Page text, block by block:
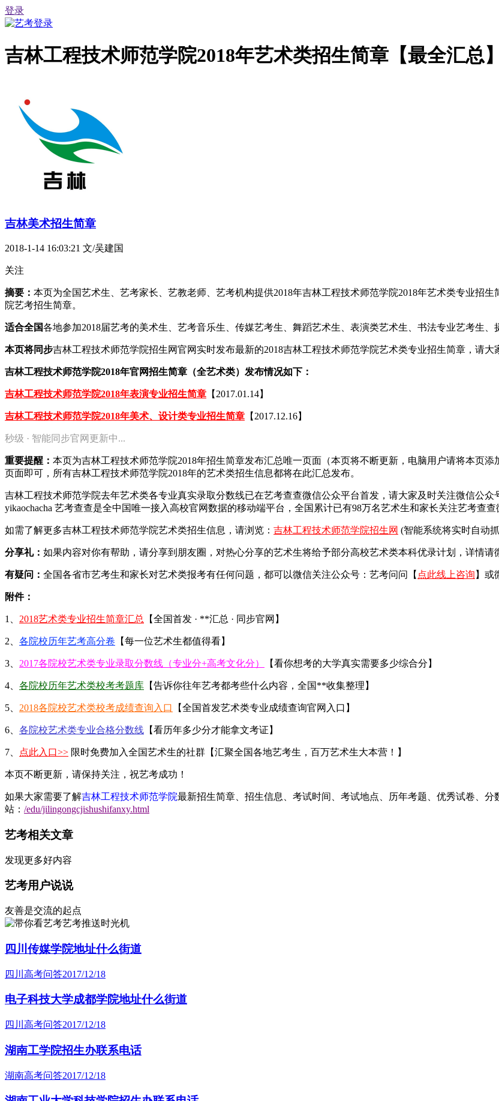
登录
吉林工程技术师范学院2018年艺术类招生简章【最全汇总】
吉林美术招生简章
2018-1-14 16:03:21 文/吴建国
关注
摘要： 本页为全国艺术生、艺考家长、艺教老师、艺考机构提供2018年吉林工程技术师范学院2018年艺术类专业招
院艺考招生简章。
适合全国各地参加2018届艺考的美术生、艺考音乐生、传媒艺考生、舞蹈艺术生、表演类艺术生、书法专业艺考生、
本页将同步吉林工程技术师范学院招生网官网实时发布最新的2018吉林工程技术师范学院艺术类专业招生简章，请大
吉林工程技术师范学院2018年官网招生简章（全艺术类）发布情况如下：
吉林工程技术师范学院2018年表演专业招生简章 【2017.01.14】
吉林工程技术师范学院2018年美术、设计类专业招生简章 【2017.12.16】
秒级 · 智能同步官网更新中...
重要提醒： 本页为吉林工程技术师范学院2018年招生简章发布汇总唯一页面（本页将不断更新，电脑用户请将本页
页面即可，所有吉林工程技术师范学院2018年的艺术类招生信息都将在此汇总发布。
吉林工程技术师范学院去年艺术类各专业真实录取分数线已在艺考查查微信公众平台首发， 请大家及时关注微信公众
yikaochacha 艺考查查是全中国唯一接入高校官网数据的移动端平台，全国累计已有98万名艺术生和家长关注艺考查查
如需了解更多吉林工程技术师范学院艺术类招生信息，请浏览： 吉林工程技术师范学院招生网 (智能系统将实时自动
分享礼： 如果内容对你有帮助，请分享到朋友圈，对热心分享的艺术生将给予部分高校艺术类本科优录计划，详情请
有疑问： 全国各省市艺考生和家长对艺术类报考有任何问题，都可以微信关注公众号：艺考问问【 点此线上咨询 】或
附件：
1、 2018艺术类专业招生简章汇总 【全国首发 · **汇总 · 同步官网】
2、 各院校历年艺考高分卷 【每一位艺术生都值得看】
3、 2017各院校艺术类专业录取分数线（专业分+高考文化分） 【看你想考的大学真实需要多少综合分】
4、 各院校历年艺术类校考考题库 【告诉你往年艺考都考些什么内容，全国**收集整理】
5、 2018各院校艺术类校考成绩查询入口 【全国首发艺术类专业成绩查询官网入口】
6、 各院校艺术类专业合格分数线 【看历年多少分才能拿文考证】
7、 点此入口>> 限时免费加入全国艺术生的社群【汇聚全国各地艺考生，百万艺术生大本营！】
本页不断更新，请保持关注，祝艺考成功！
如果大家需要了解吉林工程技术师范学院最新招生简章、招生信息、考试时间、考试地点、历年考题、优秀试卷、分
站： /edu/jilingongcjishushifanxy.html
艺考相关文章
发现更多好内容
艺考用户说说
友善是交流的起点
艺考推送时光机
四川传媒学院地址什么街道
四川高考问答2017/12/18
电子科技大学成都学院地址什么街道
四川高考问答2017/12/18
湖南工学院招生办联系电话
湖南高考问答2017/12/18